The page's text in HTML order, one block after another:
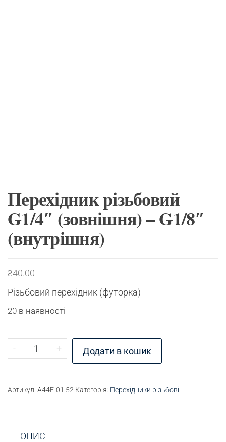
Перехідник різьбовий
G1/4″ (зовнішня) – G1/8″
(внутрішня)
₴40.00
Різьбовий перехідник (футорка)
20 в наявності
- Перехідник різьбовий G1/4" (зовнішня) - G1/8"
+ Додати в кошик
Артикул: A44F-01.52 Категорія: Перехідники різьбові
ОПИС